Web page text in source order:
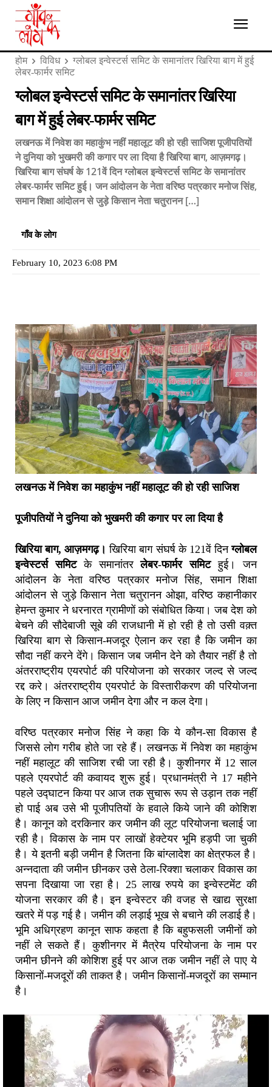
होम विविध
ग्लोबल इन्वेस्टर्स समिट के समानांतर खिरिया बाग में हुई
लेबर-फार्मर समिट
ग्लोबल इन्वेस्टर्स समिट के समानांतर खिरिया
बाग में हुई लेबर-फार्मर समिट
लखनऊ में निवेश का महाकुंभ नहीं महालूट की हो रही साजिश पूजीपतियों
ने दुनिया को भुखमरी की कगार पर ला दिया है खिरिया बाग, आज़मगढ़।
खिरिया बाग संघर्ष के 121वें दिन ग्लोबल इन्वेस्टर्स समिट के समानांतर
लेबर-फार्मर समिट हुई। जन आंदोलन के नेता वरिष्ठ पत्रकार मनोज सिंह,
समान शिक्षा आंदोलन से जुड़े किसान नेता चतुरानन […]
गाँव के लोग
February 10, 2023 6:08 PM
लखनऊ में निवेश का महाकुंभ नहीं महालूट की हो रही साजिश
पूजीपतियों ने दुनिया को भुखमरी की कगार पर ला दिया है
खिरिया बाग, आज़मगढ़। खिरिया बाग संघर्ष के 121वें दिनग्लोबल
इन्वेस्टर्स समिटके समानांतरलेबर-फार्मर समिटहुई। जन
आंदोलन के नेता वरिष्ठ पत्रकार मनोज सिंह, समान शिक्षा
आंदोलन से जुड़े किसान नेता चतुरानन ओझा, वरिष्ठ कहानीकार
हेमन्त कुमार ने धरनारत ग्रामीणों को संबोधित किया। जब देश को
बेचने की सौदेबाजी सूबे की राजधानी में हो रही है तो उसी वक़्त
खिरिया बाग से किसान-मजदूर ऐलान कर रहा है कि जमीन का
सौदा नहीं करने देंगे। किसान जब जमीन देने को तैयार नहीं है तो
अंतरराष्ट्रीय एयरपोर्ट की परियोजना को सरकार जल्द से जल्द
रद्द करे। अंतरराष्ट्रीय एयरपोर्ट के विस्तारीकरण की परियोजना
के लिए न किसान आज जमीन देगा और न कल देगा।
वरिष्ठ पत्रकार मनोज सिंह ने कहा कि ये कौन-सा विकास है
जिससे लोग गरीब होते जा रहे हैं। लखनऊ में निवेश का महाकुंभ
नहीं महालूट की साजिश रची जा रही है। कुशीनगर में 12 साल
पहले एयरपोर्ट की कवायद शुरू हुई। प्रधानमंत्री ने 17 महीने
पहले उद्घाटन किया पर आज तक सुचारू रूप से उड़ान तक नहीं
हो पाई अब उसे भी पूजीपतियों के हवाले किये जाने की कोशिश
है। कानून को दरकिनार कर जमीन की लूट परियोजना चलाई जा
रही है। विकास के नाम पर लाखों हेक्टेयर भूमि हड़पी जा चुकी
है। ये इतनी बड़ी जमीन है जितना कि बांग्लादेश का क्षेत्रफल है।
अन्नदाता की जमीन छीनकर उसे ठेला-रिक्शा चलाकर विकास का
सपना दिखाया जा रहा है। 25 लाख रुपये का इन्वेस्टमेंट की
योजना सरकार की है। इन इन्वेस्टर की वजह से खाद्य सुरक्षा
खतरे में पड़ गई है। जमीन की लड़ाई भूख से बचाने की लडाई है।
भूमि अधिग्रहण कानून साफ कहता है कि बहुफसली जमीनों को
नहीं ले सकते हैं। कुशीनगर में मैत्रेय परियोजना के नाम पर
जमीन छीनने की कोशिश हुई पर आज तक जमीन नहीं ले पाए ये
किसानों-मजदूरों की ताकत है। जमीन किसानों-मजदूरों का सम्मान
है।